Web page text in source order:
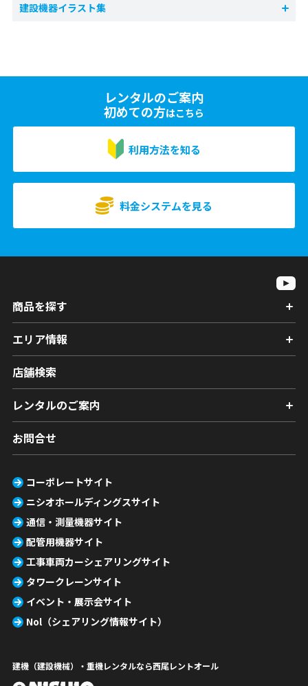
建設機器イラスト集
レンタルのご案内
初めての方はこちら
利用方法を知る
料金システムを見る
商品を探す
エリア情報
店舗検索
レンタルのご案内
お問合せ
コーポレートサイト
ニシオホールディングスサイト
通信・測量機器サイト
配管用機器サイト
工事車両カーシェアリングサイト
タワークレーンサイト
イベント・展示会サイト
Nol（シェアリング情報サイト）
建機（建設機械）・重機レンタルなら西尾レントオール